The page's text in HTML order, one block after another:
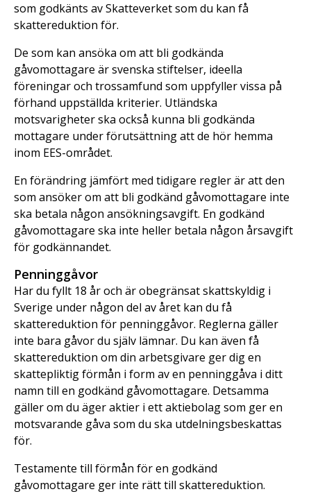
som godkänts av Skatteverket som du kan få
skattereduktion för.
De som kan ansöka om att bli godkända
gåvomottagare är svenska stiftelser, ideella
föreningar och trossamfund som uppfyller vissa på
förhand uppställda kriterier. Utländska
motsvarigheter ska också kunna bli godkända
mottagare under förutsättning att de hör hemma
inom EES-området.
En förändring jämfört med tidigare regler är att den
som ansöker om att bli godkänd gåvomottagare inte
ska betala någon ansökningsavgift. En godkänd
gåvomottagare ska inte heller betala någon årsavgift
för godkännandet.
Penninggåvor
Har du fyllt 18 år och är obegränsat skattskyldig i
Sverige under någon del av året kan du få
skattereduktion för penninggåvor. Reglerna gäller
inte bara gåvor du själv lämnar. Du kan även få
skattereduktion om din arbetsgivare ger dig en
skattepliktig förmån i form av en penninggåva i ditt
namn till en godkänd gåvomottagare. Detsamma
gäller om du äger aktier i ett aktiebolag som ger en
motsvarande gåva som du ska utdelningsbeskattas
för.
Testamente till förmån för en godkänd
gåvomottagare ger inte rätt till skattereduktion.